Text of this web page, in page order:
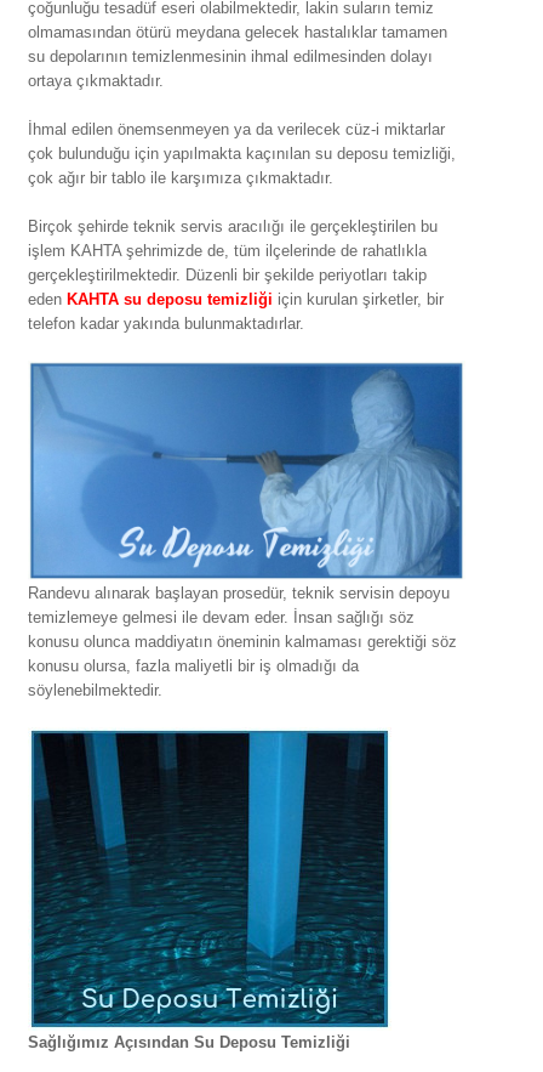
çoğunluğu tesadüf eseri olabilmektedir, lakin suların temiz
olmamasından ötürü meydana gelecek hastalıklar tamamen
su depolarının temizlenmesinin ihmal edilmesinden dolayı
ortaya çıkmaktadır.
İhmal edilen önemsenmeyen ya da verilecek cüz-i miktarlar
çok bulunduğu için yapılmakta kaçınılan su deposu temizliği,
çok ağır bir tablo ile karşımıza çıkmaktadır.
Birçok şehirde teknik servis aracılığı ile gerçekleştirilen bu
işlem KAHTA şehrimizde de, tüm ilçelerinde de rahatlıkla
gerçekleştirilmektedir. Düzenli bir şekilde periyotları takip
eden KAHTA su deposu temizliği için kurulan şirketler, bir
telefon kadar yakında bulunmaktadırlar.
Randevu alınarak başlayan prosedür, teknik servisin depoyu
temizlemeye gelmesi ile devam eder. İnsan sağlığı söz
konusu olunca maddiyatın öneminin kalmaması gerektiği söz
konusu olursa, fazla maliyetli bir iş olmadığı da
söylenebilmektedir.
Sağlığımız Açısından Su Deposu Temizliği